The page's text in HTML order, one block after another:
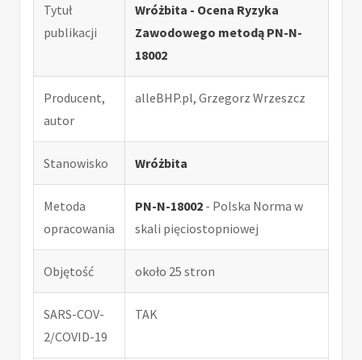
Tytuł
publikacji
Wróżbita - Ocena Ryzyka
Zawodowego metodą PN-N-
18002
Producent,
autor
alleBHP.pl, Grzegorz Wrzeszcz
Stanowisko Wróżbita
Metoda
opracowania
PN-N-18002 - Polska Norma w
skali pięciostopniowej
Objętość około 25 stron
SARS-COV-
2/COVID-19
TAK